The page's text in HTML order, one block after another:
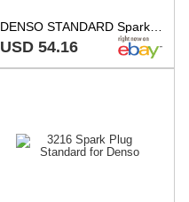
USD 54.16